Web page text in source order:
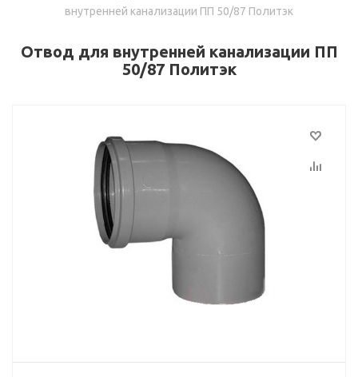
внутренней канализации ПП 50/87 Политэк
Отвод для внутренней канализации ПП
50/87 Политэк